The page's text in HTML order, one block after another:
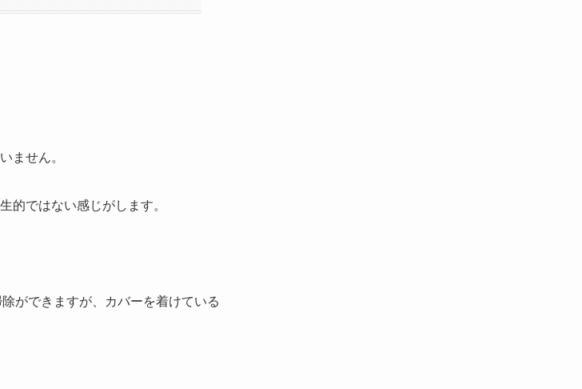
ません。
的ではない感じがします。
ができますが、カバーを着けている